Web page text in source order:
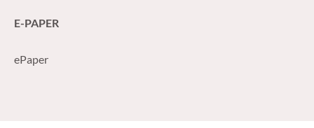
E-PAPER
ePaper